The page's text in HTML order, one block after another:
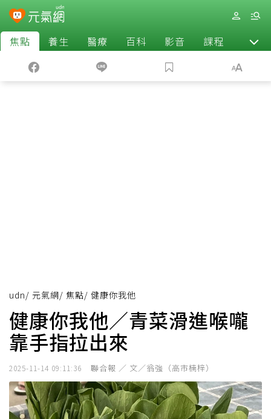
焦點 養生 醫療 百科 影音 課程 退休
udn/ 元氣網/ 焦點/ 健康你我他
健康你我他／青菜滑進喉嚨
靠手指拉出來
2025-11-14 09:11:36 聯合報 ／ 文／翁強（高市楠梓）